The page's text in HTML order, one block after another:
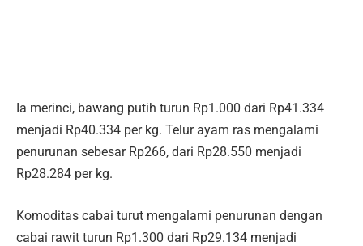
Ia merinci, bawang putih turun Rp1.000 dari Rp41.334
menjadi Rp40.334 per kg. Telur ayam ras mengalami
penurunan sebesar Rp266, dari Rp28.550 menjadi
Rp28.284 per kg.
Komoditas cabai turut mengalami penurunan dengan
cabai rawit turun Rp1.300 dari Rp29.134 menjadi